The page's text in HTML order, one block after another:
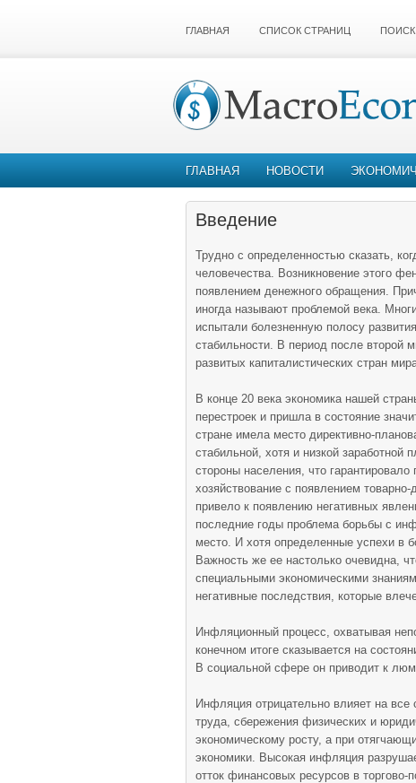
ГЛАВНАЯ СПИСОК СТРАНИЦ
ГЛАВНАЯ НОВОСТИ
Введение
Трудно с определенностью сказать,
человечества. Возникновение этого
появлением денежного обращения.
иногда называют проблемой века.
испытали болезненную полосу
стабильности. В период после
развитых капиталистических стран
В конце 20 века экономика нашей
перестроек и пришла в состояние
стране имела место директивно-
стабильной, хотя и низкой заработной
стороны населения, что
хозяйствование с появлением
привело к появлению негативных
последние годы проблема борьбы с
место. И хотя определенные успехи в
Важность же ее настолько очевидна,
специальными экономическими
негативные последствия, которые
Инфляционный процесс, охватывая
конечном итоге сказывается на
В социальной сфере он приводит к
Инфляция отрицательно влияет на
труда, сбережения физических и
экономическому росту, а при
экономики. Высокая инфляция
отток финансовых ресурсов в торгово-